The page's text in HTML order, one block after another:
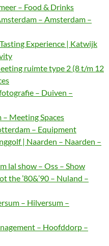
– Food & Drinks
– Amsterdam –
Experience | Katwijk
ruimte type 2 (8 t/m 12
– Duiven –
Meeting Spaces
– Equipment
| Naarden – Naarden –
lal show – Oss – Show
the ’80&’90 – Nuland –
– Hilversum –
– Hoofddorp –